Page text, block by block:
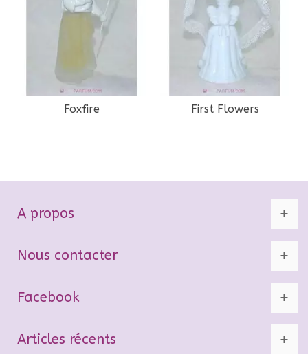
Foxfire First Flowers
A propos
Nous contacter
Facebook
Articles récents